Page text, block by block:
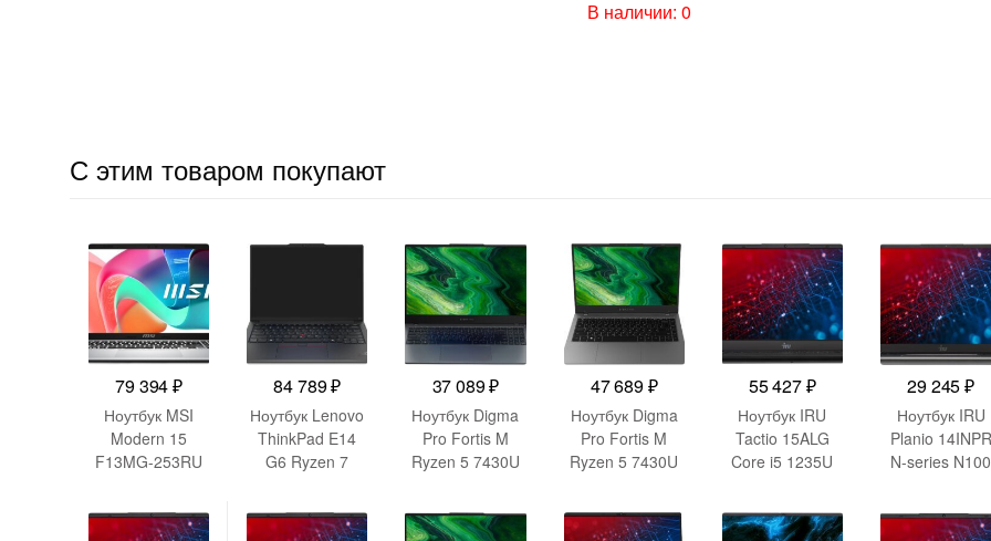
В наличии: 0
С этим товаром покупают
79 394₽
Ноутбук MSI
Modern 15
F13MG-253RU
16Gb
SSD512Gb Intel
84 789₽
Ноутбук Lenovo
ThinkPad E14
G6 Ryzen 7
SSD512Gb AMD
Radeon 680M
37 089₽
Ноутбук Digma
Pro Fortis M
Ryzen 5 7430U
AMD Radeon
Graphics 15.6″
47 689₽
Ноутбук Digma
Pro Fortis M
Ryzen 5 7430U
SSD512Gb AMD
Radeon
55 427₽
Ноутбук IRU
Tactio 15ALG
Core i5 1235U
Intel Iris Xe
graphics 15.6″
29 245₽
Ноутбук IRU
Planio 14INPR
N-series N100
SSD512Gb
UHD Graphics